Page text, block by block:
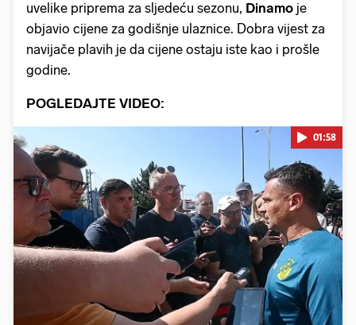
uvelike priprema za sljedeću sezonu, Dinamo je
objavio cijene za godišnje ulaznice. Dobra vijest za
navijače plavih je da cijene ostaju iste kao i prošle
godine.
POGLEDAJTE VIDEO:
Pokretanje videa...
01:58